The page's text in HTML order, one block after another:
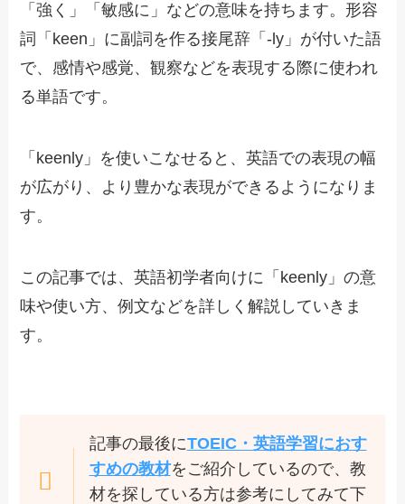
「強く」「敏感に」などの意味を持ちます。形容
詞「keen」に副詞を作る接尾辞「-ly」が付いた語
で、感情や感覚、観察などを表現する際に使われ
る単語です。
「keenly」を使いこなせると、英語での表現の幅
が広がり、より豊かな表現ができるようになりま
す。
この記事では、英語初学者向けに「keenly」の意
味や使い方、例文などを詳しく解説していきま
す。
記事の最後にTOEIC・英語学習におす
すめの教材をご紹介しているので、教
材を探している方は参考にしてみて下